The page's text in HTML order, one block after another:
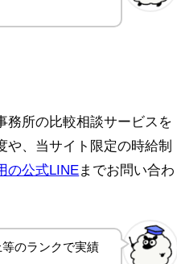
務所の比較相談サービスを
、当サイト限定の時給制
の公式LINEまでお問い合わ
のランクで実績